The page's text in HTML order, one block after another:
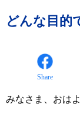
どんな目的
Share
みなさま、おは